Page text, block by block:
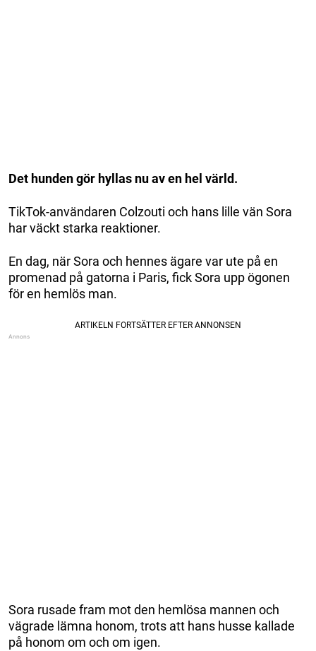
Det hunden gör hyllas nu av en hel värld.
TikTok-användaren Colzouti och hans lille vän Sora
har väckt starka reaktioner.
En dag, när Sora och hennes ägare var ute på en
promenad på gatorna i Paris, fick Sora upp ögonen
för en hemlös man.
Sora rusade fram mot den hemlösa mannen och
vägrade lämna honom, trots att hans husse kallade
på honom om och om igen.